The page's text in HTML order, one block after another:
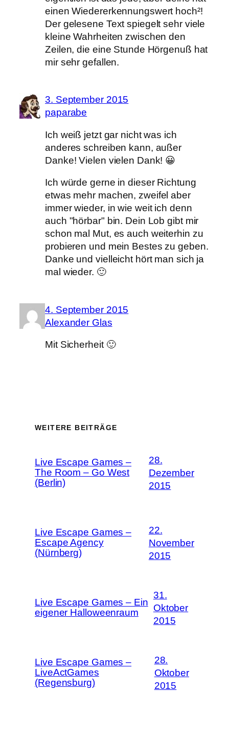
einen Wiedererkennungswert hoch²!
Der gelesene Text spiegelt sehr viele
kleine Wahrheiten zwischen den
Zeilen, die eine Stunde Hörgenuß hat
mir sehr gefallen.
3. September 2015
paparabe
Ich weiß jetzt gar nicht was ich
anderes schreiben kann, außer
Danke! Vielen vielen Dank! 😀
Ich würde gerne in dieser Richtung
etwas mehr machen, zweifel aber
immer wieder, in wie weit ich denn
auch "hörbar" bin. Dein Lob gibt mir
schon mal Mut, es auch weiterhin zu
probieren und mein Bestes zu geben.
Danke und vielleicht hört man sich ja
mal wieder. 🙂
4. September 2015
Alexander Glas
Mit Sicherheit 🙂
WEITERE BEITRÄGE
Live Escape Games –
The Room – Go West
(Berlin)
28.
Dezember
2015
Live Escape Games –
Escape Agency
(Nürnberg)
22.
November
2015
Live Escape Games – Ein
eigener Halloweenraum
31.
Oktober
2015
Live Escape Games –
LiveActGames
(Regensburg)
28.
Oktober
2015